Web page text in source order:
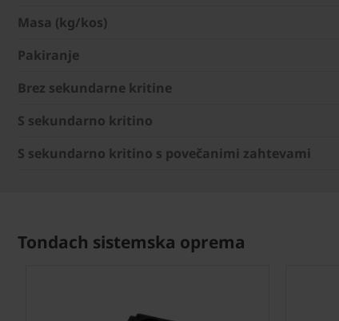
Masa (kg/kos)
Pakiranje
Brez sekundarne kritine
S sekundarno kritino
S sekundarno kritino s povečanimi zahtevami
Tondach sistemska oprema